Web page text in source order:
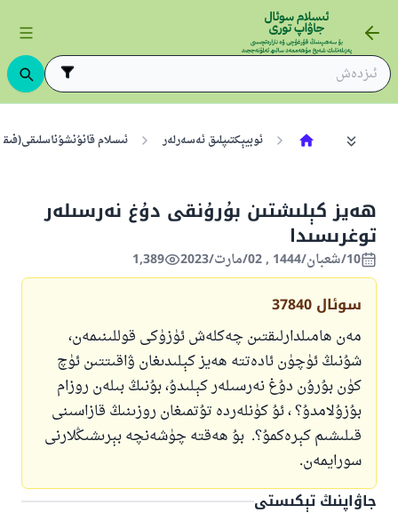
ئوبيېكتىپلىق ئەسەرلەر ئىسلام
ھەيز كېلىشتىن بۇرۇنقى دۇغ نەرسىلەر
توغرىسىدا
10/شعبان/1444 , 02/مارت/2023 1,389
سوئال 37840
مەن ھامىلدارلىقتىن چەكلەش ئۈزۈكى قوللىنىمەن،
شۇنىڭ ئۈچۈن ئادەتتە ھەيز كېلىدىغان ۋاقىتتىن ئۈچ
كۈن بۇرۇن دۇغ نەرسىلەر كېلىدۇ، بۇنىڭ بىلەن روزام
بۇزۇلامدۇ؟ ، ئۇ كۈنلەردە تۇتمىغان روزىنىڭ قازاسىنى
قىلىشىم كېرەكمۇ؟. بۇ ھەقتە چۈشەنچە بېرىشىڭلارنى
سورايمەن.
جاۋاپنىڭ تېكىستى